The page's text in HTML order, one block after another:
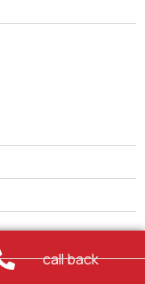
call back